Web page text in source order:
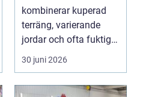
kombinerar kuperad
terräng, varierande
jordar och ofta fuktigt
väder. Valet ...
30 juni 2026